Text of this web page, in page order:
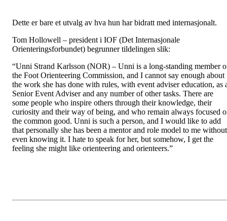
Dette er bare et utvalg av hva hun har bidratt med internasjonalt.
Tom Hollowell – president i IOF (Det Internasjonale
Orienteringsforbundet) begrunner tildelingen slik:
“Unni Strand Karlsson (NOR) – Unni is a long-standing member
the Foot Orienteering Commission, and I cannot say enough about
the work she has done with rules, with event adviser education, as
Senior Event Adviser and any number of other tasks. There are
some people who inspire others through their knowledge, their
curiosity and their way of being, and who remain always focused
the common good. Unni is such a person, and I would like to add
that personally she has been a mentor and role model to me without
even knowing it. I hate to speak for her, but somehow, I get the
feeling she might like orienteering and orienteers.”